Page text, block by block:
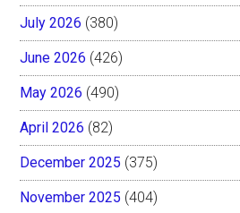
July 2026 (380)
June 2026 (426)
May 2026 (490)
April 2026 (82)
December 2025 (375)
November 2025 (404)